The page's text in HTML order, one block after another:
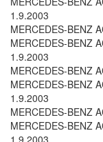
1.9.2003
MERCEDES-BENZ
MERCEDES-BENZ
1.9.2003
MERCEDES-BENZ
MERCEDES-BENZ
1.9.2003
MERCEDES-BENZ
MERCEDES-BENZ